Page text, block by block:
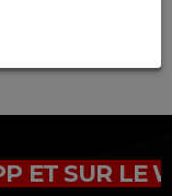
ET SUR LE